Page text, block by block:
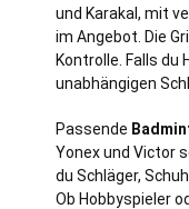
und Karakal, mit
im Angebot. Die
Kontrolle. Falls du
unabhängigen
Passende
Yonex und Victor
du Schläger,
Ob Hobbyspieler